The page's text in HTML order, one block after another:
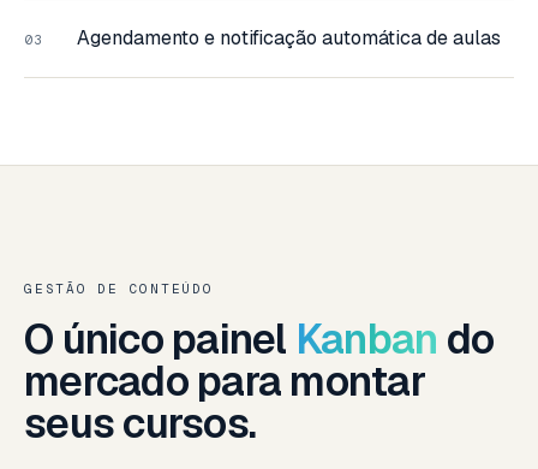
03 Agendamento e notificação automática de aulas
GESTÃO DE CONTEÚDO
O único painel Kanban do
mercado para montar
seus cursos.